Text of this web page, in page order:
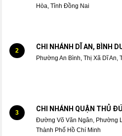
Hòa, Tỉnh Đồng Nai
2 CHI NHÁNH DĨ AN, BÌNH
Phường An Bình, Thị Xã Dĩ An,
3 CHI NHÁNH QUẬN THỦ
Đường Võ Văn Ngân, Phường
Thành Phố Hồ Chí Minh